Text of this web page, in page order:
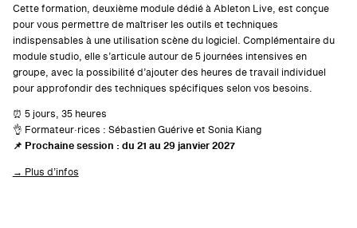
Cette formation, deuxième module dédié à Ableton Live, est conçue
pour vous permettre de maîtriser les outils et techniques
indispensables à une utilisation scène du logiciel. Complémentaire du
module studio, elle s’articule autour de 5 journées intensives en
groupe, avec la possibilité d’ajouter des heures de travail individuel
pour approfondir des techniques spécifiques selon vos besoins.
⏰ 5 jours, 35 heures
👌 Formateur·rices : Sébastien Guérive et Sonia Kiang
📌 Prochaine session : du 21 au 29 janvier 2027
→ Plus d’infos